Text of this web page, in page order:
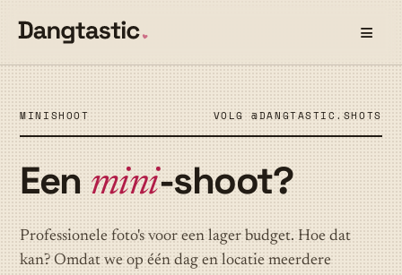
≡
MINISHOOT VOLG @DANGTASTIC.SHOTS
Een mini-shoot?
Professionele foto's voor een lager budget. Hoe dat
kan? Omdat we op één dag en locatie meerdere